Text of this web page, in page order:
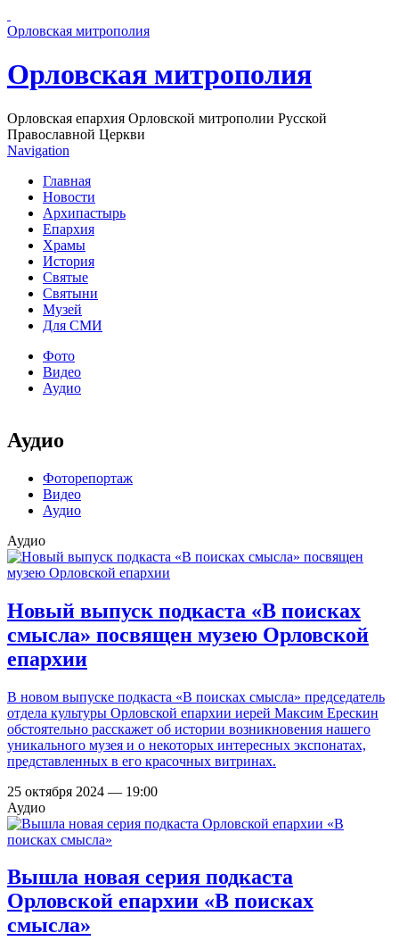
Орловская митрополия
Орловская митрополия
Орловская епархия Орловской митрополии Русской
Православной Церкви
Navigation
Главная
Новости
Архипастырь
Епархия
Храмы
История
Святые
Святыни
Музей
Для СМИ
Фото
Видео
Аудио
Аудио
Фоторепортаж
Видео
Аудио
Аудио
Новый выпуск подкаста «В поисках
смысла» посвящен музею Орловской
епархии
В новом выпуске подкаста «В поисках смысла» председатель
отдела культуры Орловской епархии иерей Максим Ерескин
обстоятельно расскажет об истории возникновения нашего
уникального музея и о некоторых интересных экспонатах,
представленных в его красочных витринах.
25 октября 2024 — 19:00
Аудио
Вышла новая серия подкаста
Орловской епархии «В поисках
смысла»